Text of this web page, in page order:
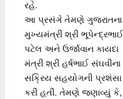
રહે.
આ પ્રસંગે તેમણે ગુજરાતના
મુખ્યમંત્રી શ્રી ભૂપેન્દ્રભાઈ
પટેલ અને ઉર્જાવાન કાયદા
મંત્રી શ્રી હર્ષભાઈ સંઘવીના
સક્રિય સહયોગની પ્રશંસા
કરી હતી. તેમણે જણાવ્યું કે,